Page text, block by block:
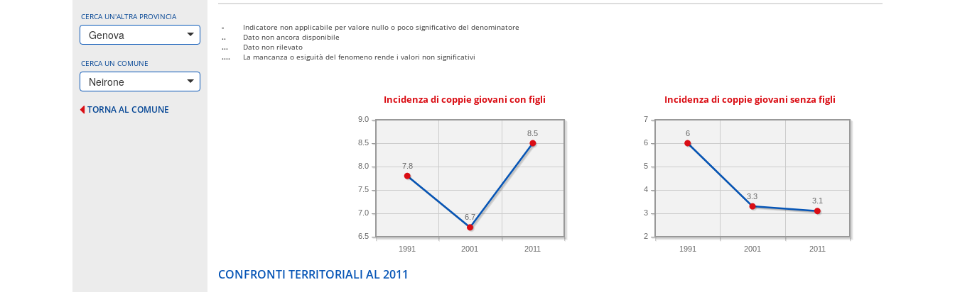
CERCA UN'ALTRA PROVINCIA
Genova
CERCA UN COMUNE
Neirone
TORNA AL COMUNE
-
Indicatore non applicabile per valore nullo o poco significativo del denominatore
..
Dato non ancora disponibile
...
Dato non rilevato
....
La mancanza o esiguità del fenomeno rende i valori non significativi
Incidenza di coppie giovani con figli
1991 2001 2011
6.5
7.0
7.5
8.0
8.5
9.0
8.5
6.7
7.8
Incidenza di coppie giovani senza figli
1991 2001 2011
2
3
4
5
6
7
3.1
3.3
6
CONFRONTI TERRITORIALI AL 2011